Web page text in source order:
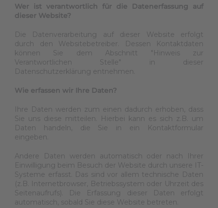
Wer ist verantwortlich für die Datenerfassung auf
dieser Website?
Die Datenverarbeitung auf dieser Website erfolgt
durch den Websitebetreiber. Dessen Kontaktdaten
können Sie dem Abschnitt "Hinweis zur
Verantwortlichen Stelle" in dieser
Datenschutzerklärung entnehmen.
Wie erfassen wir Ihre Daten?
Ihre Daten werden zum einen dadurch erhoben, dass
Sie uns diese mitteilen. Hierbei kann es sich z.B. um
Daten handeln, die Sie in ein Kontaktformular
eingeben.
Andere Daten werden automatisch oder nach Ihrer
Einwilligung beim Besuch der Website durch unsere IT-
Systeme erfasst. Das sind vor allem technische Daten
(z.B. Internetbrowser, Betriebssystem oder Uhrzeit des
Seitenaufrufs). Die Erfassung dieser Daten erfolgt
automatisch, sobald Sie diese Website betreten.